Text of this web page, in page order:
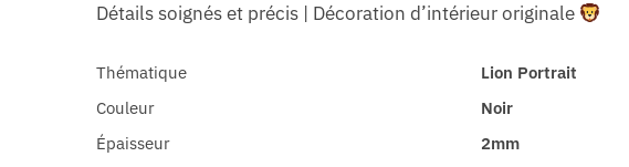
Détails soignés et précis | Décoration d’intérieur originale
Thématique Lion Portrait
Couleur
Noir
Épaisseur
2mm